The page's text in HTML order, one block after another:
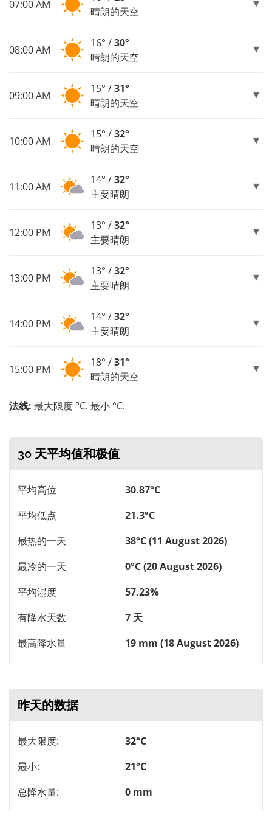
07:00 AM
晴朗的天空
08:00 AM
16° /30°
晴朗的天空
09:00 AM
15° /31°
晴朗的天空
10:00 AM
15° /32°
晴朗的天空
11:00 AM
14° /32°
主要晴朗
12:00 PM
13° /32°
主要晴朗
13:00 PM
13° /32°
主要晴朗
14:00 PM
14° /32°
主要晴朗
15:00 PM
18° /31°
晴朗的天空
法线: 最大限度 °C. 最小 °C.
30 天平均值和极值
平均高位
30.87°C
平均低点
21.3°C
最热的一天
38°C (11 August 2026)
最冷的一天
0°C (20 August 2026)
平均湿度
57.23%
有降水天数
7 天
最高降水量
19 mm (18 August 2026)
昨天的数据
最大限度:
32°C
最小:
21°C
总降水量:
0 mm